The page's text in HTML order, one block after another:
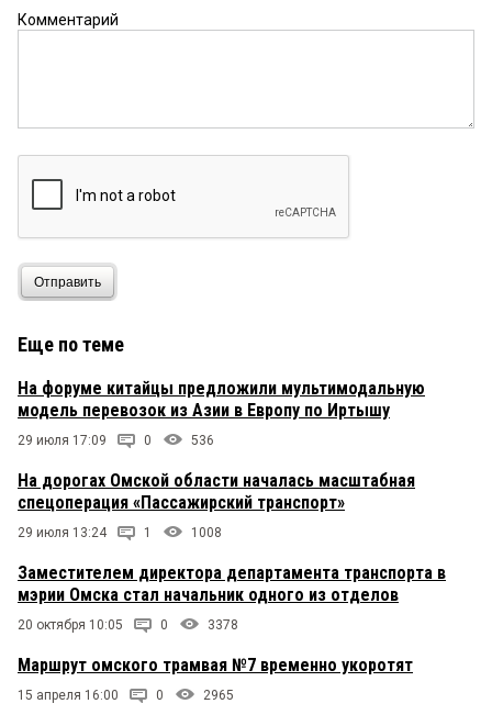
Комментарий
Отправить
Еще по теме
На форуме китайцы предложили мультимодальную
модель перевозок из Азии в Европу по Иртышу
29 июля 17:09 0 536
На дорогах Омской области началась масштабная
спецоперация «Пассажирский транспорт»
29 июля 13:24 1 1008
Заместителем директора департамента транспорта в
мэрии Омска стал начальник одного из отделов
20 октября 10:05 0 3378
Маршрут омского трамвая №7 временно укоротят
15 апреля 16:00 0 2965